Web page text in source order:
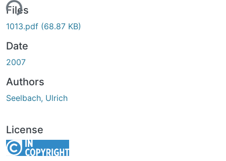
Files
1013.pdf (68.87 KB)
Date
2007
Authors
Seelbach, Ulrich
License